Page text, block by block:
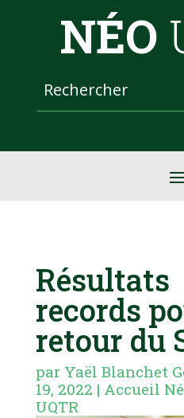
NÉO
Résultats
records
retour du
par Yaël Blanchet
19, 2022 | Accueil
UQTR